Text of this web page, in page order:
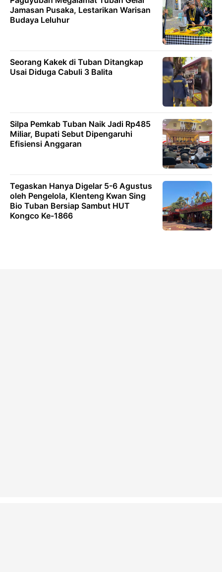
Jamasan Pusaka, Lestarikan Warisan
Budaya Leluhur
Seorang Kakek di Tuban Ditangkap
Usai Diduga Cabuli 3 Balita
Silpa Pemkab Tuban Naik Jadi Rp485
Miliar, Bupati Sebut Dipengaruhi
Efisiensi Anggaran
Tegaskan Hanya Digelar 5-6 Agustus
oleh Pengelola, Klenteng Kwan Sing
Bio Tuban Bersiap Sambut HUT
Kongco Ke-1866